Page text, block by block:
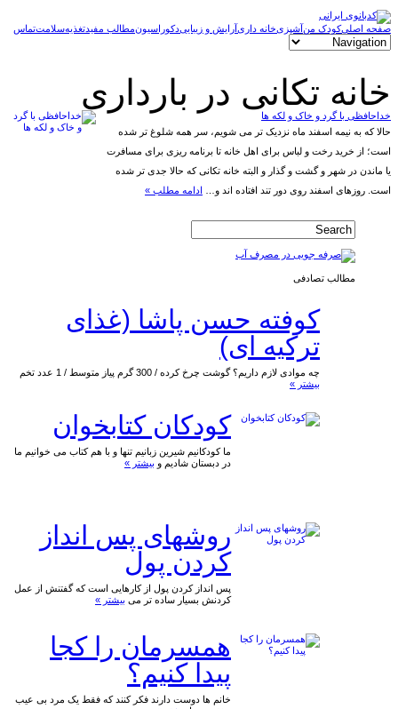
صفحه اصلیکودک منآشپزیخانه داریآرایش و زیباییدکوراسیونمطالب مفیدتغذیهسلامتتماس
خانه تکانی در بارداری
خداحافظی با گرد و خاک و لکه ها
حالا که به نیمه اسفند ماه نزدیک تر می شویم، سر همه شلوغ تر شده
است؛ از خرید رخت و لباس برای اهل خانه تا برنامه ریزی برای مسافرت
یا ماندن در شهر و گشت و گذار و البته خانه تکانی که حالا جدی تر شده
است. روزهای اسفند روی دور تند افتاده اند و… ادامه مطلب »
مطالب تصادفی
کوفته حسن پاشا (غذای
ترکیه ای)
چه موادی لازم داریم؟ گوشت چرخ کرده / 300 گرم پیاز متوسط / 1 عدد تخم
بیشتر »
کودکان کتابخوان
ما کودکانیم شیرین زبانیم تنها و با هم کتاب می خوانیم ما
در دبستان شادیم و بیشتر »
روشهای پس انداز
کردن پول
پس انداز کردن پول از کارهایی است که گفتنش از عمل
کردنش بسیار ساده تر می بیشتر »
همسرمان را کجا
پیدا کنیم؟
خانم ها دوست دارند فکر کنند که فقط یک مرد بی عیب